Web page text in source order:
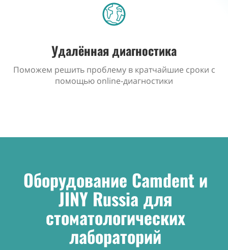
Удалённая диагностика
Поможем решить проблему в кратчайшие сроки с
помощью online-диагностики
Оборудование Camdent и
JINY Russia для
стоматологических
лабораторий